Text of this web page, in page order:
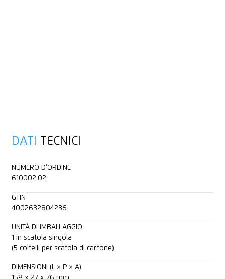
DATI TECNICI
NUMERO D’ORDINE
610002.02
GTIN
4002632804236
UNITÀ DI IMBALLAGGIO
1 in scatola singola
(5 coltelli per scatola di cartone)
DIMENSIONI (L × P × A)